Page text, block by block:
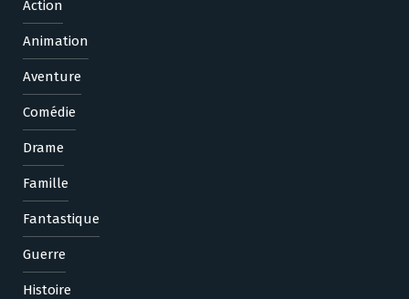
Action
Animation
Aventure
Comédie
Drame
Famille
Fantastique
Guerre
Histoire